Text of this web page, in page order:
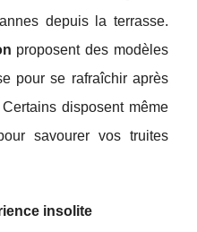
depuis la terrasse.
proposent des modèles
pour se rafraîchir après
disposent même
savourer vos truites
insolite